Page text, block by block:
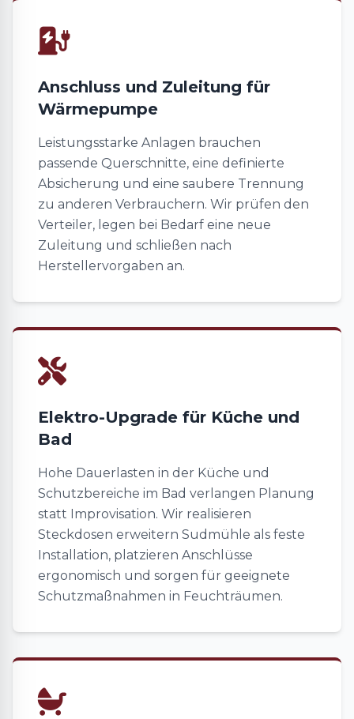
Anschluss und Zuleitung für
Wärmepumpe
Leistungsstarke Anlagen brauchen
passende Querschnitte, eine definierte
Absicherung und eine saubere Trennung
zu anderen Verbrauchern. Wir prüfen den
Verteiler, legen bei Bedarf eine neue
Zuleitung und schließen nach
Herstellervorgaben an.
Elektro-Upgrade für Küche und
Bad
Hohe Dauerlasten in der Küche und
Schutzbereiche im Bad verlangen Planung
statt Improvisation. Wir realisieren
Steckdosen erweitern Sudmühle als feste
Installation, platzieren Anschlüsse
ergonomisch und sorgen für geeignete
Schutzmaßnahmen in Feuchträumen.